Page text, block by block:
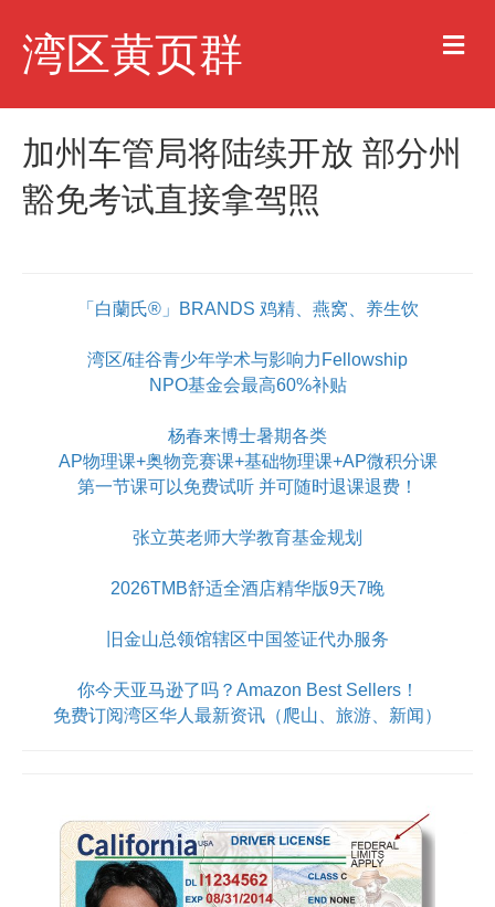
湾区黄页群 M
e
u
加州车管局将陆续开放 部分州
豁免考试直接拿驾照
「白蘭氏®」BRANDS 鸡精、燕窝、养生饮
湾区/硅谷青少年学术与影响力Fellowship
NPO基金会最高60%补贴
杨春来博士暑期各类
AP物理课+奥物竞赛课+基础物理课+AP微积分课
第一节课可以免费试听 并可随时退课退费！
张立英老师大学教育基金规划
2026TMB舒适全酒店精华版9天7晚
旧金山总领馆辖区中国签证代办服务
你今天亚马逊了吗？Amazon Best Sellers！
免费订阅湾区华人最新资讯（爬山、旅游、新闻）